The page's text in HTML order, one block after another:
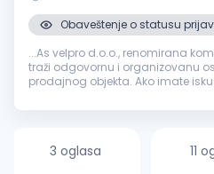
Obaveštenje o statusu
...As velpro d.o.o., renomirana
traži odgovornu i organizovanu
prodajnog objekta. Ako imate
nam...
3 oglasa 11